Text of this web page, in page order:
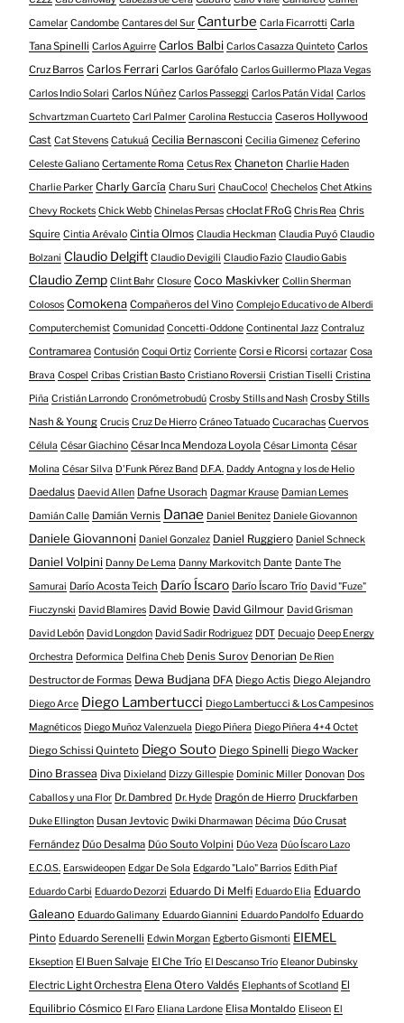
Camelar Candombe Cantares del Sur Canturbe Carla Ficarrotti Carla
Tana Spinelli Carlos Aguirre Carlos Balbi Carlos Casazza Quinteto Carlos
Cruz Barros Carlos Ferrari Carlos Garófalo Carlos Guillermo Plaza Vegas
Carlos Indio Solari Carlos Núñez Carlos Passeggi Carlos Patán Vidal Carlos
Schvartzman Cuarteto Carl Palmer Carolina Restuccia Caseros Hollywood
Cast Cat Stevens Catukuá Cecilia Bernasconi Cecilia Gimenez Ceferino
Celeste Galiano Certamente Roma Cetus Rex Chaneton Charlie Haden
Charlie Parker Charly García Charu Suri ChauCoco! Chechelos Chet Atkins
Chevy Rockets Chick Webb Chinelas Persas cHoclat FRoG Chris Rea Chris
Squire Cintia Arévalo Cintia Olmos Claudia Heckman Claudia Puyó Claudio
Bolzani Claudio Delgift Claudio Devigili Claudio Fazio Claudio Gabis
Claudio Zemp Clint Bahr Closure Coco Maskivker Collin Sherman
Colosos Comokena Compañeros del Vino Complejo Educativo de Alberdi
Computerchemist Comunidad Concetti-Oddone Continental Jazz Contraluz
Contramarea Contusión Coqui Ortiz Corriente Corsi e Ricorsi cortazar Cosa
Brava Cospel Cribas Cristian Basto Cristiano Roversii Cristian Tiselli Cristina
Piña Cristián Larrondo Cronómetrobudú Crosby Stills and Nash Crosby Stills
Nash & Young Crucis Cruz De Hierro Cráneo Tatuado Cucarachas Cuervos
Célula César Giachino César Inca Mendoza Loyola César Limonta César
Molina César Silva D'Funk Pérez Band D.F.A. Daddy Antogna y los de Helio
Daedalus Daevid Allen Dafne Usorach Dagmar Krause Damian Lemes
Damián Calle Damián Vernis Danae Daniel Benitez Daniele Giovannon
Daniele Giovannoni Daniel Gonzalez Daniel Ruggiero Daniel Schneck
Daniel Volpini Danny De Lema Danny Markovitch Dante Dante The
Samurai Darío Acosta Teich Darío Íscaro Darío Íscaro Trío David "Fuze"
Fiuczynski David Blamires David Bowie David Gilmour David Grisman
David Lebón David Longdon David Sadir Rodriguez DDT Decuajo Deep Energy
Orchestra Deformica Delfina Cheb Denis Surov Denorian De Rien
Destructor de Formas Dewa Budjana DFA Diego Actis Diego Alejandro
Diego Arce Diego Lambertucci Diego Lambertucci & Los Campesinos
Magnéticos Diego Muñoz Valenzuela Diego Piñera Diego Piñera 4+4 Octet
Diego Schissi Quinteto Diego Souto Diego Spinelli Diego Wacker
Dino Brassea Diva Dixieland Dizzy Gillespie Dominic Miller Donovan Dos
Caballos y una Flor Dr. Dambred Dr. Hyde Dragón de Hierro Druckfarben
Duke Ellington Dusan Jevtovic Dwiki Dharmawan Décima Dúo Crusat
Fernández Dúo Desalma Dúo Souto Volpini Dúo Veza Dúo Íscaro Lazo
E.C.O.S. Earswideopen Edgar De Sola Edgardo "Lalo" Barrios Edith Piaf
Eduardo Carbi Eduardo Dezorzi Eduardo Di Melfi Eduardo Elia Eduardo
Galeano Eduardo Galimany Eduardo Giannini Eduardo Pandolfo Eduardo
Pinto Eduardo Serenelli Edwin Morgan Egberto Gismonti EIEMEL
Ekseption El Buen Salvaje El Che Trío El Descanso Trío Eleanor Dubinsky
Electric Light Orchestra Elena Otero Valdés Elephants of Scotland El
Equilibrio Cósmico El Faro Eliana Lardone Elisa Montaldo Eliseon El